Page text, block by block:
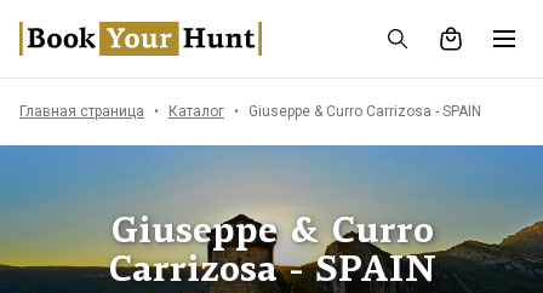
Главная страница Каталог Giuseppe & Curro Carrizosa - SPAIN
Giuseppe & Curro
Carrizosa - SPAIN